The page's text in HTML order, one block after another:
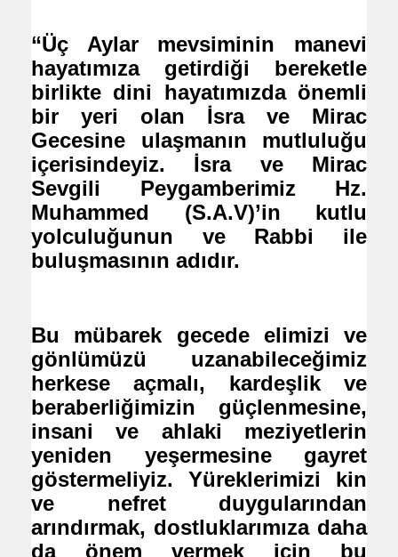
“Üç Aylar mevsiminin manevi
hayatımıza getirdiği bereketle
birlikte dini hayatımızda önemli
bir yeri olan İsra ve Mirac
Gecesine ulaşmanın mutluluğu
içerisindeyiz. İsra ve Mirac
Sevgili Peygamberimiz Hz.
Muhammed (S.A.V)’in kutlu
yolculuğunun ve Rabbi ile
buluşmasının adıdır.
Bu mübarek gecede elimizi ve
gönlümüzü uzanabileceğimiz
herkese açmalı, kardeşlik ve
beraberliğimizin güçlenmesine,
insani ve ahlaki meziyetlerin
yeniden yeşermesine gayret
göstermeliyiz. Yüreklerimizi kin
ve nefret duygularından
arındırmak, dostluklarımıza daha
da önem vermek için bu